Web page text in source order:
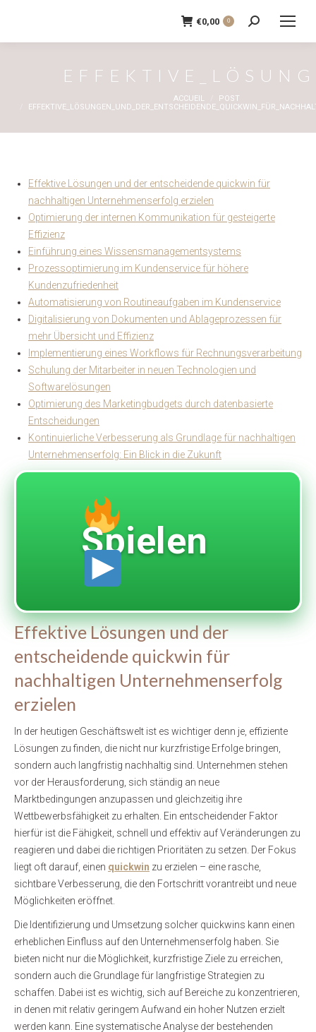
€0,00 0
Recherche
:
ACCUEIL
POST
Effektive Lösungen und der entscheidende quickwin für
nachhaltigen Unternehmenserfolg erzielen
Optimierung der internen Kommunikation für gesteigerte
Effizienz
Einführung eines Wissensmanagementsystems
Prozessoptimierung im Kundenservice für höhere
Kundenzufriedenheit
Automatisierung von Routineaufgaben im Kundenservice
Digitalisierung von Dokumenten und Ablageprozessen für
mehr Übersicht und Effizienz
Implementierung eines Workflows für Rechnungsverarbeitung
Schulung der Mitarbeiter in neuen Technologien und
Softwarelösungen
Optimierung des Marketingbudgets durch datenbasierte
Entscheidungen
Kontinuierliche Verbesserung als Grundlage für nachhaltigen
Unternehmenserfolg: Ein Blick in die Zukunft
Spielen
Effektive Lösungen und der
entscheidende quickwin für
nachhaltigen Unternehmenserfolg
erzielen
In der heutigen Geschäftswelt ist es wichtiger denn je, effiziente
Lösungen zu finden, die nicht nur kurzfristige Erfolge bringen,
sondern auch langfristig nachhaltig sind. Unternehmen stehen
vor der Herausforderung, sich ständig an neue
Marktbedingungen anzupassen und gleichzeitig ihre
Wettbewerbsfähigkeit zu erhalten. Ein entscheidender Faktor
hierfür ist die Fähigkeit, schnell und effektiv auf Veränderungen zu
reagieren und dabei die richtigen Prioritäten zu setzen. Der Fokus
liegt oft darauf, einen quickwin zu erzielen – eine rasche,
sichtbare Verbesserung, die den Fortschritt vorantreibt und neue
Möglichkeiten eröffnet.
Die Identifizierung und Umsetzung solcher quickwins kann einen
erheblichen Einfluss auf den Unternehmenserfolg haben. Sie
bieten nicht nur die Möglichkeit, kurzfristige Ziele zu erreichen,
sondern auch die Grundlage für langfristige Strategien zu
schaffen. Dabei ist es wichtig, sich auf Bereiche zu konzentrieren,
in denen mit relativ geringem Aufwand ein hoher Nutzen erzielt
werden kann. Eine systematische Analyse der bestehenden